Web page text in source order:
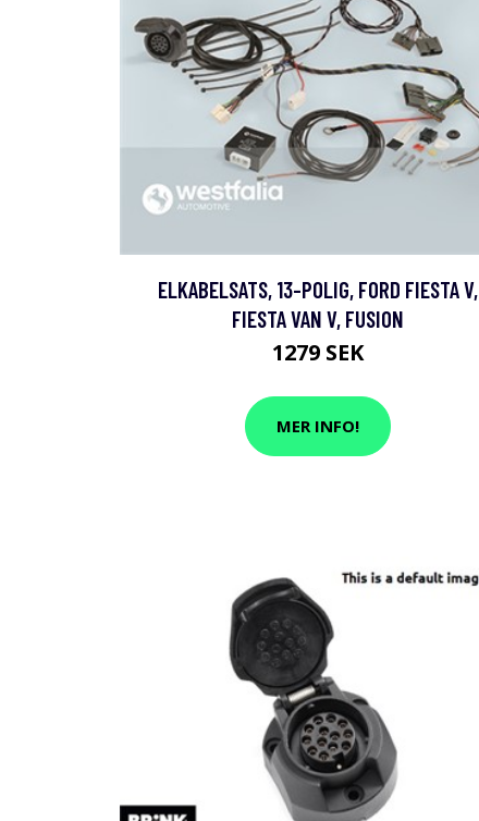
ELKABELSATS, 13-POLIG, FORD FIESTA V,
FIESTA VAN V, FUSION
1279 SEK
MER INFO!